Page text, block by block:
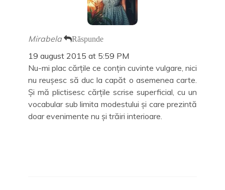
Mirabela Răspunde
19 august 2015 at 5:59 PM
Nu-mi plac cărțile ce conțin cuvinte vulgare, nici
nu reușesc să duc la capăt o asemenea carte.
Și mă plictisesc cărțile scrise superficial, cu un
vocabular sub limita modestului și care prezintă
doar evenimente nu și trăiri interioare.